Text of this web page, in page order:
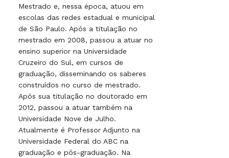
Mestrado e, nessa época, atuou em
escolas das redes estadual e municipal
de São Paulo. Após a titulação no
mestrado em 2008, passou a atuar no
ensino superior na Universidade
Cruzeiro do Sul, em cursos de
graduação, disseminando os saberes
construídos no curso de mestrado.
Após sua titulação no doutorado em
2012, passou a atuar também na
Universidade Nove de Julho.
Atualmente é Professor Adjunto na
Universidade Federal do ABC na
graduação e pós-graduação. Na